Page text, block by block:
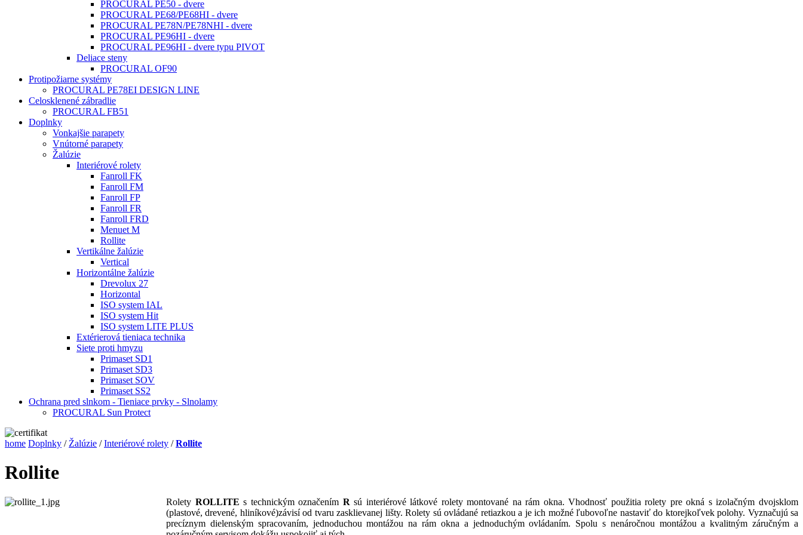
PROCURAL PE50 - dvere
PROCURAL PE68/PE68HI - dvere
PROCURAL PE78N/PE78NHI - dvere
PROCURAL PE96HI - dvere
PROCURAL PE96HI - dvere typu PIVOT
Deliace steny
PROCURAL OF90
Protipožiarne systémy
PROCURAL PE78EI DESIGN LINE
Celosklenené zábradlie
PROCURAL FB51
Doplnky
Vonkajšie parapety
Vnútorné parapety
Žalúzie
Interiérové rolety
Fanroll FK
Fanroll FM
Fanroll FP
Fanroll FR
Fanroll FRD
Menuet M
Rollite
Vertikálne žalúzie
Vertical
Horizontálne žalúzie
Drevolux 27
Horizontal
ISO system IAL
ISO system Hit
ISO system LITE PLUS
Extérierová tieniaca technika
Siete proti hmyzu
Primaset SD1
Primaset SD3
Primaset SOV
Primaset SS2
Ochrana pred slnkom - Tieniace prvky - Slnolamy
PROCURAL Sun Protect
home Doplnky / Žalúzie /Interiérové rolety /Rollite
Rollite
Rolety ROLLITE s technickým označením R sú interiérové látkové rolety montované na rám okna. Vhodnosť použitia rolety pre okná s izolačným dvojsklom
(plastové, drevené, hliníkové)závisí od tvaru zasklievanej lišty. Rolety sú ovládané retiazkou a je ich možné ľubovoľne nastaviť do ktorejkoľvek polohy. Vyznačujú sa
precíznym dielenským spracovaním, jednoduchou montážou na rám okna a jednoduchým ovládaním. Spolu s nenáročnou montážou a kvalitným záručným a